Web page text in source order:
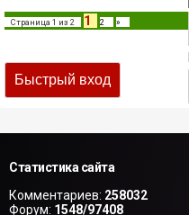
Страница 1 из 2 1 2 »
Статистика сайта
Комментариев: 258032
Форум: 1548/97408